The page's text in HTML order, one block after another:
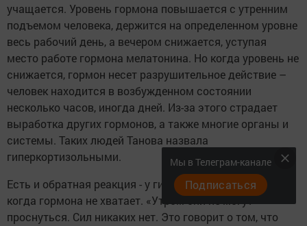
учащается. Уровень гормона повышается с утренним
подъемом человека, держится на определенном уровне
весь рабочий день, а вечером снижается, уступая
место работе гормона мелатонина. Но когда уровень не
снижается, гормон несет разрушительное действие –
человек находится в возбужденном состоянии
несколько часов, иногда дней. Из-за этого страдает
выработка других гормонов, а также многие органы и
системы. Таких людей Танова назвала
гиперкортизольными.
Есть и обратная реакция - у гипокортизольных людей,
когда гормона не хватает. «Утром они не могут
проснуться. Сил никаких нет. Это говорит о том, что
Мы в Телеграм-канале
Подписаться